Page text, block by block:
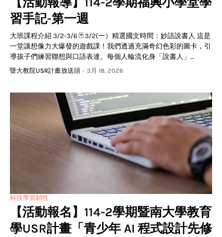
習手記-第一週
大班課程介紹 3/2-3/6 ​🃏 3/2(一）精選國文時間：妙語說書人 這是
一堂讓想像力大爆發的遊戲課！我們透過充滿奇幻色彩的圖卡，引
導孩子們練習聯想與口語表達。每個人輪流化身「說書人」…
暨大教院USR計畫放送頭 - 3月 18, 2026
科技學習韌性
【活動報名】114-2學期暨南大學教育
學USR計畫「青少年 AI 程式設計先修